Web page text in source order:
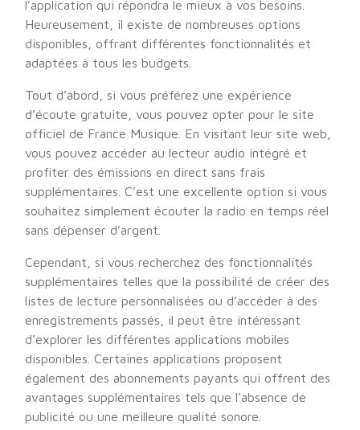
l’application qui répondra le mieux à vos besoins.
Heureusement, il existe de nombreuses options
disponibles, offrant différentes fonctionnalités et
adaptées à tous les budgets.
Tout d’abord, si vous préférez une expérience
d’écoute gratuite, vous pouvez opter pour le site
officiel de France Musique. En visitant leur site web,
vous pouvez accéder au lecteur audio intégré et
profiter des émissions en direct sans frais
supplémentaires. C’est une excellente option si vous
souhaitez simplement écouter la radio en temps réel
sans dépenser d’argent.
Cependant, si vous recherchez des fonctionnalités
supplémentaires telles que la possibilité de créer des
listes de lecture personnalisées ou d’accéder à des
enregistrements passés, il peut être intéressant
d’explorer les différentes applications mobiles
disponibles. Certaines applications proposent
également des abonnements payants qui offrent des
avantages supplémentaires tels que l’absence de
publicité ou une meilleure qualité sonore.